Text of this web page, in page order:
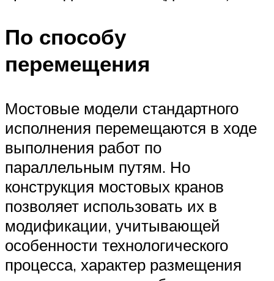
По способу
перемещения
Мостовые модели стандартного
исполнения перемещаются в ходе
выполнения работ по
параллельным путям. Но
конструкция мостовых кранов
позволяет использовать их в
модификации, учитывающей
особенности технологического
процесса, характер размещения